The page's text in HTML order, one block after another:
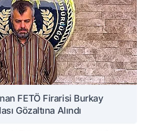
FETÖ Firarisi Burkay
Gözaltına Alındı